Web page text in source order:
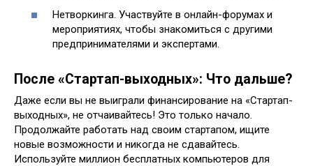
Нетворкинга. Участвуйте в онлайн-форумах и
мероприятиях, чтобы знакомиться с другими
предпринимателями и экспертами.
После «Стартап-выходных»: Что дальше?
Даже если вы не выиграли финансирование на «Стартап-
выходных», не отчаивайтесь! Это только начало.
Продолжайте работать над своим стартапом, ищите
новые возможности и никогда не сдавайтесь.
Используйте миллион бесплатных компьютеров для